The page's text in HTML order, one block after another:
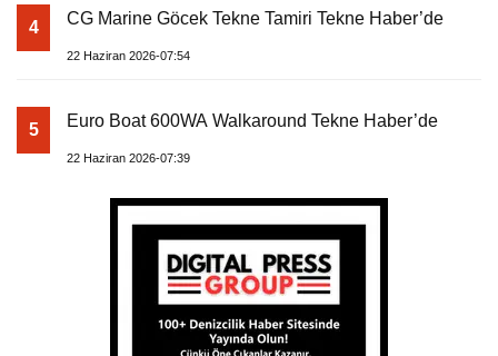
4 CG Marine Göcek Tekne Tamiri Tekne Haber’de
22 Haziran 2026-07:54
5 Euro Boat 600WA Walkaround Tekne Haber’de
22 Haziran 2026-07:39